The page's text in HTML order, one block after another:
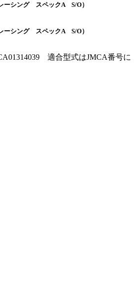
ーシング スペックA S/O）
ーシング スペックA S/O）
適合型式はJMCA番号に